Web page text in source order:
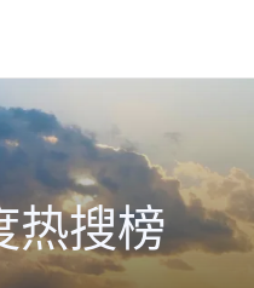
热搜榜